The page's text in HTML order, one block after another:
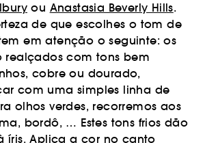
ou Anastasia Beverly Hills.
de que escolhes o tom de
em atenção o seguinte: os
realçados com tons bem
cobre ou dourado,
com uma simples linha de
olhos verdes, recorremos aos
bordô, … Estes tons frios dão
íris. Aplica a cor no canto